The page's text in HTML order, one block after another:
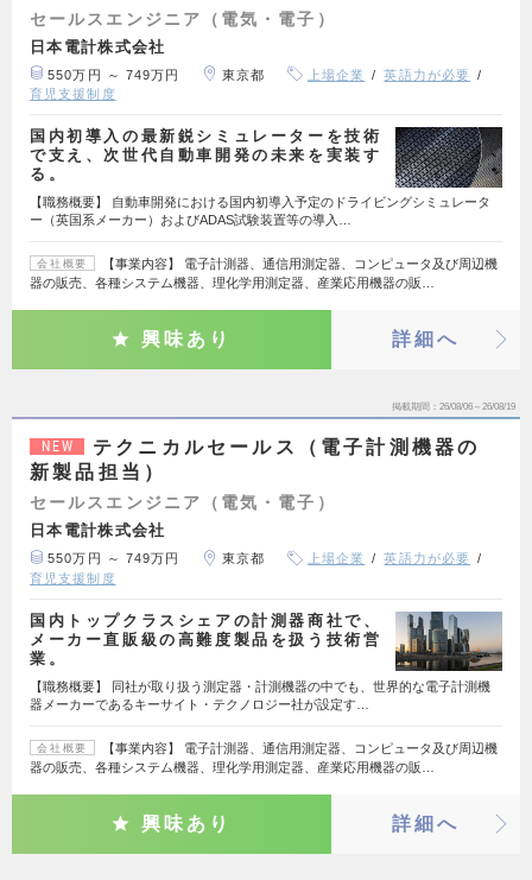
セールスエンジニア（電気・電子）
日本電計株式会社
550万円 ～ 749万円 東京都 上場企業
英語力が必要
育児支援制度
国内初導入の最新鋭シミュレーターを技術
で支え、次世代自動車開発の未来を実装す
る。
【職務概要】 自動車開発における国内初導入予定のドライビングシミュレータ
ー（英国系メーカー）およびADAS試験装置等の導入…
会社概要
【事業内容】 電子計測器、通信用測定器、コンピュータ及び周辺機
器の販売、各種システム機器、理化学用測定器、産業応用機器の販…
興味あり 詳細へ
掲載期間 26/08/06～26/08/19
NEW
テクニカルセールス（電子計測機器の
新製品担当）
セールスエンジニア（電気・電子）
日本電計株式会社
550万円 ～ 749万円 東京都 上場企業
英語力が必要
育児支援制度
国内トップクラスシェアの計測器商社で、
メーカー直販級の高難度製品を扱う技術営
業。
【職務概要】 同社が取り扱う測定器・計測機器の中でも、世界的な電子計測機
器メーカーであるキーサイト・テクノロジー社が設定す…
会社概要
【事業内容】 電子計測器、通信用測定器、コンピュータ及び周辺機
器の販売、各種システム機器、理化学用測定器、産業応用機器の販…
興味あり 詳細へ